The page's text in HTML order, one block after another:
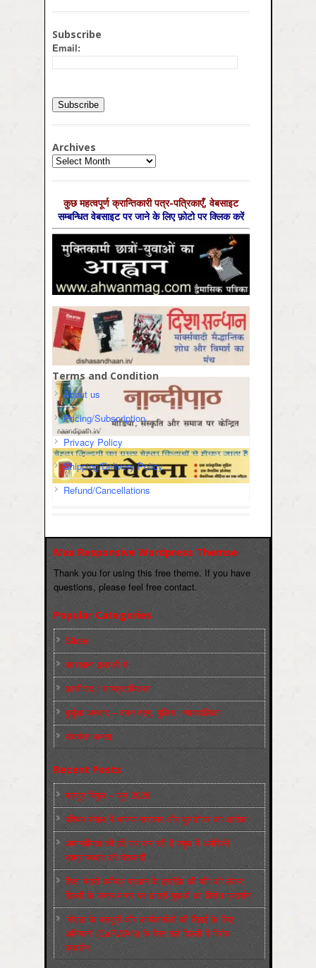
Subscribe
Email:
Archives
Archives
कुछ महत्‍वपूर्ण क्रान्तिकारी पत्र-पत्रिकाएँ, वेबसाइट
सम्‍बन्धित वेबसाइट पर जाने के लिए फ़ोटो पर क्लिक करें
Terms and Condition
About us
Pricing/Subscription
Privacy Policy
Shipping/Delivery Policy
Refund/Cancellations
Max Responsive Wordpress Themse
Thank you for using this free theme. If you have
questions, please feel free contact.
Popular Categories
Slider
कारख़ाना इलाक़ों से
फ़ासीवाद / साम्‍प्रदायिकता
बुर्जुआ जनवाद – दमन तंत्र, पुलिस, न्‍यायपालिका
संघर्षरत जनता
Recent Posts
मज़दूर बिगुल – जून 2026
पश्चिम बंगाल में भाजपा सरकार और बुलडोज़र का आतंक!
अमानवीयता की हदें पार कर रही है क्यूबा में अमेरिकी
साम्राज्यवाद की घेराबन्दी
शिक्षा मंत्री धर्मेन्द्र प्रधान के इस्तीफ़े की माँग को लेकर
दिल्ली के जन्तर-मन्तर पर छात्रों-युवाओं का विरोध प्रदर्शन
‘नोएडा के मज़दूरों और कार्यकर्ताओं की रिहाई के लिए
अभियान’ (CaRWAN) के बैनर तले दिल्ली में विरोध
प्रदर्शन